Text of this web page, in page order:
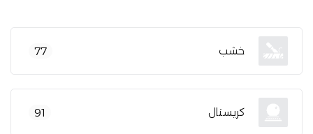
خشب 77
كريستال 91